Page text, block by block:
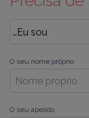
O seu nome próprio
O seu apelido